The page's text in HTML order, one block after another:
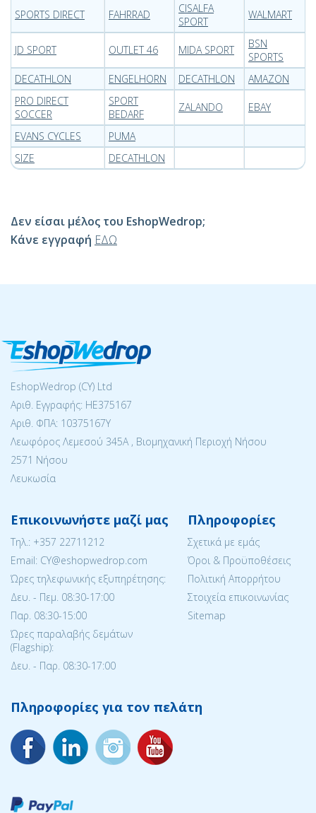
SPORTS DIRECT FAHRRAD
CISALFA
SPORT
WALMART
JD SPORT OUTLET 46 MIDA SPORT
BSN
SPORTS
DECATHLON
ENGELHORN DECATHLON
AMAZON
PRO DIRECT
SOCCER
SPORT
BEDARF
ZALANDO EBAY
EVANS CYCLES
PUMA
SIZE
DECATHLON
Δεν είσαι μέλος του EshopWedrop;
Κάνε εγγραφή ΕΔΩ
EshopWedrop (CY) Ltd
Αριθ. Εγγραφής: ΗΕ375167
Αριθ. ΦΠΑ: 10375167Y
Λεωφόρος Λεμεσού 345Α , Βιομηχανική Περιοχή Νήσου
2571 Νήσου
Λευκωσία
Επικοινωνήστε μαζί μας
Tηλ.: +357 22711212
Email: CY@eshopwedrop.com
Ώρες τηλεφωνικής εξυπηρέτησης:
Δευ. - Πεμ. 08:30-17:00
Παρ. 08:30-15:΄00
Ώρες παραλαβής δεμάτων
(Flagship):
Δευ. - Παρ. 08:30-17:00
Πληροφορίες
Σχετικά με εμάς
Όροι & Προϋποθέσεις
Πολιτική Απορρήτου
Στοιχεία επικοινωνίας
Sitemap
Πληροφορίες για τον πελάτη